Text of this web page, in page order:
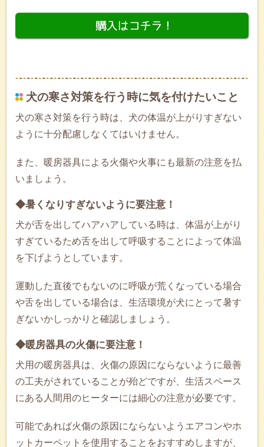
犬の寒さ対策を行う時に気を付けたいこと
犬の寒さ対策を行う時は、犬の体温が上がりすぎない
ように十分配慮しなくてはいけません。
また、暖房器具による火傷や火事にも最新の注意を払
いましょう。
◆暑くなりすぎないように要注意！
犬が舌を出してハアハアしている時は、体温が上がり
すぎているため舌を出して呼吸することによって体温
を下げようとしています。
運動した直後でもないのに呼吸が荒くなっている場合
や舌を出している場合は、生活環境が犬にとって暑す
ぎないかしっかりと確認しましょう。
◆暖房器具の火傷に要注意！
犬用の暖房器具は、火傷の原因にならないように最善
の工夫がされていることが殆どですが、生活スペース
にある人間用のヒーターには細心の注意が必要です。
可能であれば火傷の原因にならないようエアコンやホ
ットカーペットを使用することをおすすめしますが、